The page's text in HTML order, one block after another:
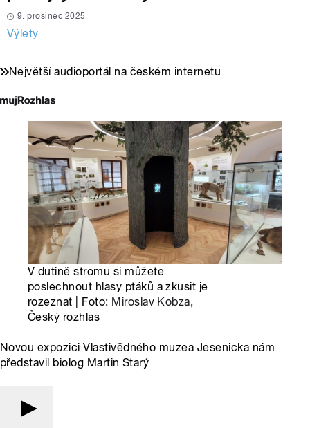
9. prosinec 2025
Výlety
Největší audioportál na českém internetu
V dutině stromu si můžete
poslechnout hlasy ptáků a zkusit je
rozeznat | Foto: Miroslav Kobza,
Český rozhlas
Novou expozici Vlastivědného muzea Jesenicka nám
představil biolog Martin Starý